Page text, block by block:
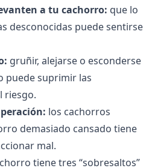
a tu cachorro: que lo
desconocidas puede sentirse
gruñir, alejarse o esconderse
puede suprimir las
riesgo.
los cachorros
demasiado cansado tiene
mal.
tiene tres “sobresaltos”